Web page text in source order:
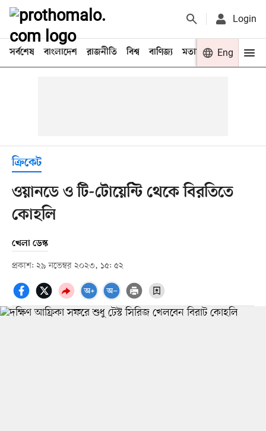
Login
সর্বশেষ বাংলাদেশ রাজনীতি বিশ্ব বাণিজ্য মতামত খেলা
Eng
ক্রিকেট
ওয়ানডে ও টি-টোয়েন্টি থেকে বিরতিতে
কোহলি
খেলা ডেস্ক
প্রকাশ: ২৯ নভেম্বর ২০২৩, ১৫: ৫২